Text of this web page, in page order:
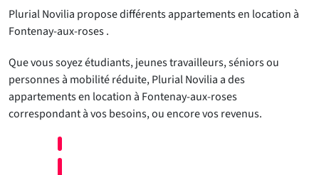
Plurial Novilia propose différents appartements en location à
Fontenay-aux-roses .
Que vous soyez étudiants, jeunes travailleurs, séniors ou
personnes à mobilité réduite, Plurial Novilia a des
appartements en location à Fontenay-aux-roses
correspondant à vos besoins, ou encore vos revenus.